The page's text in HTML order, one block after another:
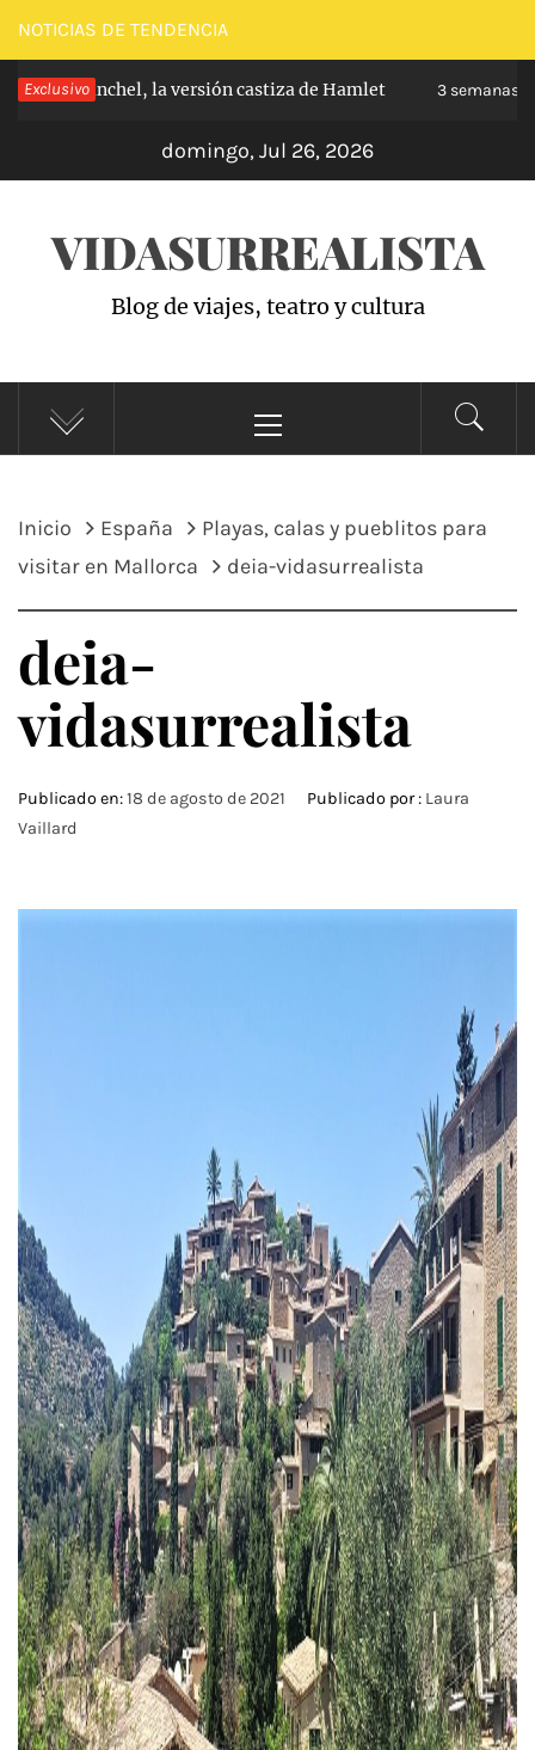
Saltar
al
contenido
NOTICIAS DE TENDENCIA
Exclusivo
Carabanchel, la versión castiza de Hamlet 3 semanas
domingo, Jul 26, 2026
VIDASURREALISTA
Blog de viajes, teatro y cultura
principal
Inicio España
Playas, calas y pueblitos para
visitar en Mallorca
deia-vidasurrealista
deia-
vidasurrealista
Publicado en:18 de agosto de 2021 Publicado por : Laura
Vaillard